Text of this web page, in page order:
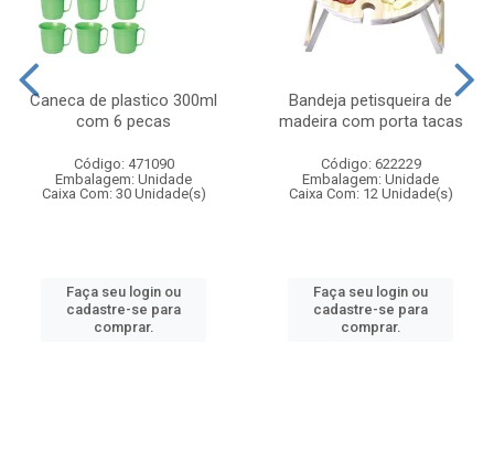
Caneca de plastico 300ml
com 6 pecas
Código: 471090
Embalagem: Unidade
Caixa Com: 30 Unidade(s)
Faça seu login ou
cadastre-se para
comprar.
Bandeja petisqueira de
madeira com porta tacas
Código: 622229
Embalagem: Unidade
Caixa Com: 12 Unidade(s)
Faça seu login ou
cadastre-se para
comprar.